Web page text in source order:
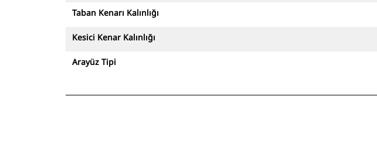
Taban Kenarı Kalınlığı
Kesici Kenar Kalınlığı
Arayüz Tipi